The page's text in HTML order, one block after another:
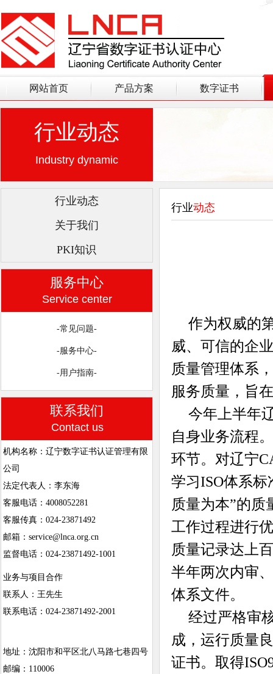
网站首页 产品方案 数字证书
行业动态
Industry dynamic
行业动态
关于我们
PKI知识
服务中心
Service center
-常见问题-
-服务中心-
-用户指南-
联系我们
Contact us
机构名称：辽宁数字证书认证管理有限
公司
法定代表人：李东海
客服电话：4008052281
客服传真：024-23871492
邮箱：service@lnca.org.cn
监督电话：024-23871492-1001
业务与项目合作
联系人：王先生
联系电话：024-23871492-2001
地址：沈阳市和平区北八马路七巷四号
邮编：110006
行业动态
作为权威的
威、可信的企
质量管理体系
服务质量，旨
今年上半年
自身业务流程
环节。对辽宁
学习ISO体系
质量为本”的质
工作过程进行
质量记录达上
半年两次内审
体系文件。
经过严格审
成，运行质量
证书。取得